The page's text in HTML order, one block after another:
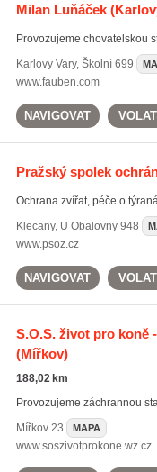
Milan Luňáček
Provozujeme chovatelskou
Karlovy Vary, Školní 699
www.fauben.com
NAVIGOVAT VOLAT
Pražský spolek
Ochrana zvířat, péče o
Klecany, U Obalovny 948
www.psoz.cz
NAVIGOVAT VOLAT
S.O.S. život pro koně
(Mířkov)
188,02 km
Provozujeme záchrannou
Mířkov23 MAPA
www.soszivotprokone.wz.cz